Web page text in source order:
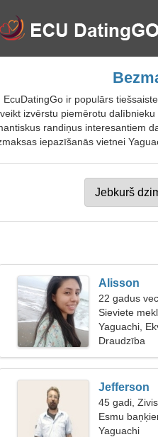
EcuDatingGo ir populārs
izvērstu piemērotu
randiņus interesantiem
iepazīšanās vietnei
Alisson
22 gadus
Sieviete
Yaguachi,
Draudzība
Jefferson
45 gadi, Zivis
Esmu
Yaguachi